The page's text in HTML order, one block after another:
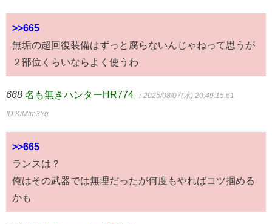
>>665
無垢の超回復装備はずっと腐らないんじゃねって思うが
２部位くらいならよく使うわ
668 名も無きハンターHR774 ：2025/08/07(木) 20:49:15.61
ID:K/Mtm3Yq
>>665
ランスは？
俺はその武器では無理だったが何度もやればコツ掴める
かも